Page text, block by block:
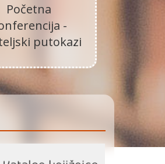
Početna
-
putokazi